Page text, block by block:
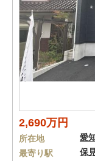
2,690万円
所在地 愛
最寄り駅
保